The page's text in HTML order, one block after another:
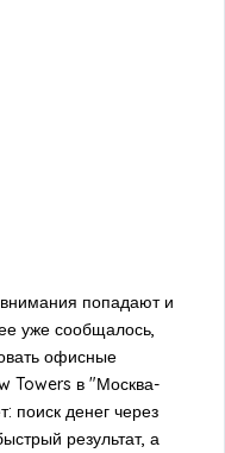
попадают и
уже сообщалось,
офисные
Towers в "Москва-
поиск денег через
результат, а